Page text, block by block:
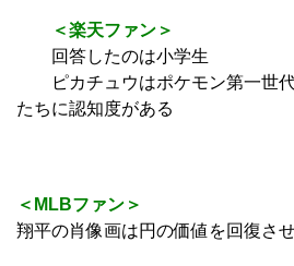
＜楽天ファン＞
回答したのは小学生
ピカチュウはポケモン第一世代
たちに認知度がある
＜MLBファン＞
翔平の肖像画は円の価値を回復さ